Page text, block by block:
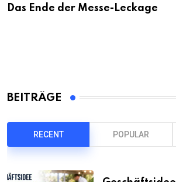
Das Ende der Messe-Leckage
BEITRÄGE
RECENT POPULAR